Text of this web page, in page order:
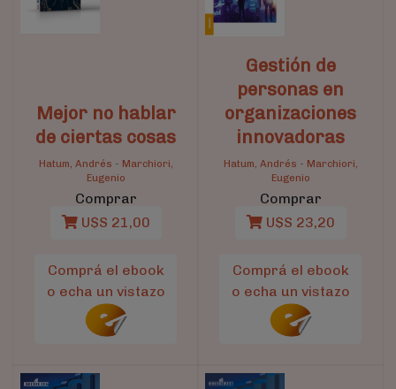
Mejor no hablar
de ciertas cosas
Hatum, Andrés - Marchiori,
Eugenio
Comprar
U$S 21,00
Comprá el ebook
o echa un vistazo
Gestión de
personas en
organizaciones
innovadoras
Hatum, Andrés - Marchiori,
Eugenio
Comprar
U$S 23,20
Comprá el ebook
o echa un vistazo